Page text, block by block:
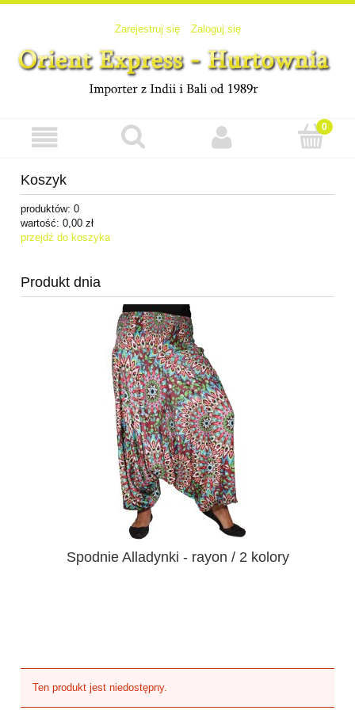
Zarejestruj się Zaloguj się
Koszyk
produktów: 0
wartość: 0,00 zł
przejdź do koszyka
Produkt dnia
Spodnie Alladynki - rayon / 2 kolory
Ten produkt jest niedostępny.